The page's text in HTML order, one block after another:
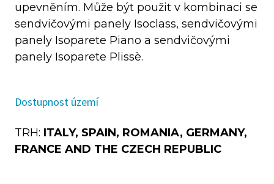
upevněním. Může být použit v kombinaci se
sendvičovými panely Isoclass, sendvičovými
panely Isoparete Piano a sendvičovými
panely Isoparete Plissè.
Dostupnost území
TRH: ITALY, SPAIN, ROMANIA, GERMANY,
FRANCE AND THE CZECH REPUBLIC
50 60 80 100 120 140 150